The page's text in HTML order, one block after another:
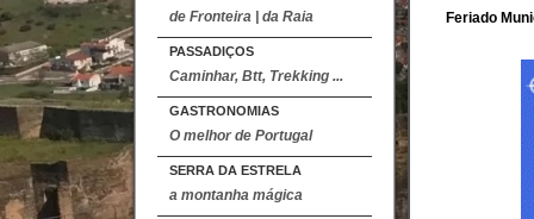
de Fronteira | da Raia
PASSADIÇOS
Caminhar, Btt, Trekking ...
GASTRONOMIAS
O melhor de Portugal
SERRA DA ESTRELA
a montanha mágica
Feriado